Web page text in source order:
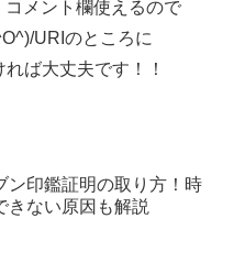
メント欄使えるので
URIのところに
ば大丈夫です！！
ン印鑑証明の取り方！時
きない原因も解説